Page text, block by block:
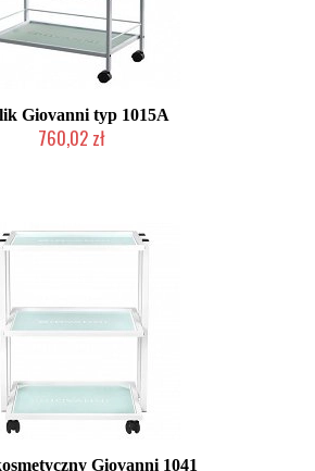
Giovanni typ 1015A
760,02 zł
Giovanni 1041